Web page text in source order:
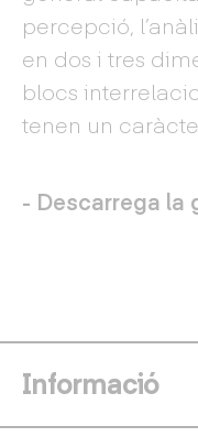
percepció,
en dos i tres
blocs
tenen un
- Descarrega la
Informació